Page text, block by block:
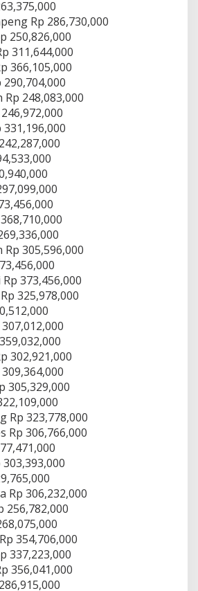
Rp 286,730,000
250,826,000
311,644,000
366,105,000
248,083,000
331,196,000
305,596,000
373,456,000
325,978,000
302,921,000
305,329,000
Rp 323,778,000
Rp 306,766,000
Rp 306,232,000
256,782,000
354,706,000
337,223,000
356,041,000